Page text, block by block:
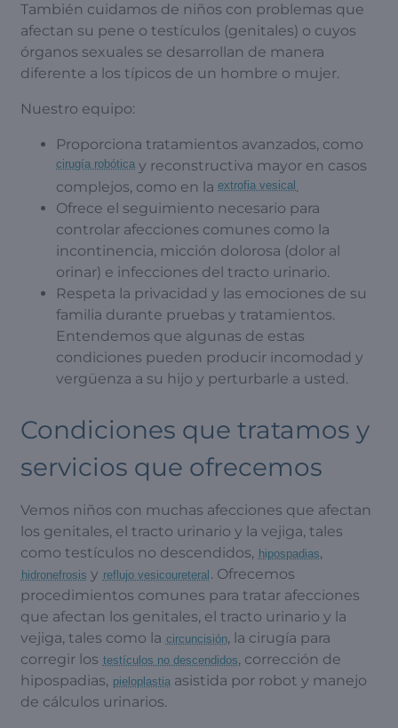
También cuidamos de niños con problemas que
afectan su pene o testículos (genitales) o cuyos
órganos sexuales se desarrollan de manera
diferente a los típicos de un hombre o mujer.
Nuestro equipo:
Proporciona tratamientos avanzados, como
cirugía robótica y reconstructiva mayor en casos
complejos, como en la extrofia vesical .
Ofrece el seguimiento necesario para
controlar afecciones comunes como la
incontinencia, micción dolorosa (dolor al
orinar) e infecciones del tracto urinario.
Respeta la privacidad y las emociones de su
familia durante pruebas y tratamientos.
Entendemos que algunas de estas
condiciones pueden producir incomodad y
vergüenza a su hijo y perturbarle a usted.
Condiciones que tratamos y
servicios que ofrecemos
Vemos niños con muchas afecciones que afectan
los genitales, el tracto urinario y la vejiga, tales
como testículos no descendidos, hipospadias,
hidronefrosis y reflujo vesicoureteral . Ofrecemos
procedimientos comunes para tratar afecciones
que afectan los genitales, el tracto urinario y la
vejiga, tales como la circuncisión, la cirugía para
corregir los testículos no descendidos, corrección de
hipospadias, pieloplastia asistida por robot y manejo
de cálculos urinarios.